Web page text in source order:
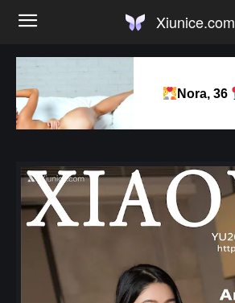
Xiunice.com
Nora, 36